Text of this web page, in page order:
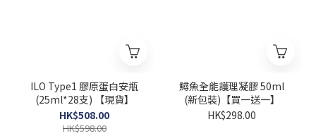
ILO Type1 膠原蛋白安瓶
(25ml*28支) 【現貨】
HK$508.00
HK$598.00
鱘魚全能護理凝膠 50ml
(新包裝)【買一送一】
HK$298.00